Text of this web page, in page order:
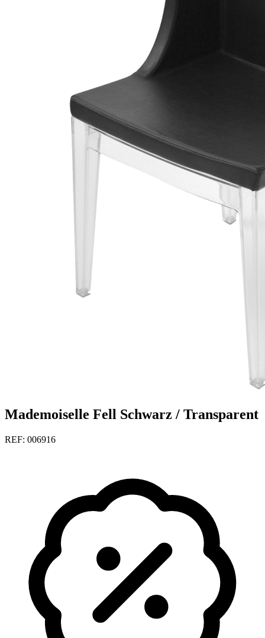
Mademoiselle Fell Schwarz / Transparent
REF: 006916